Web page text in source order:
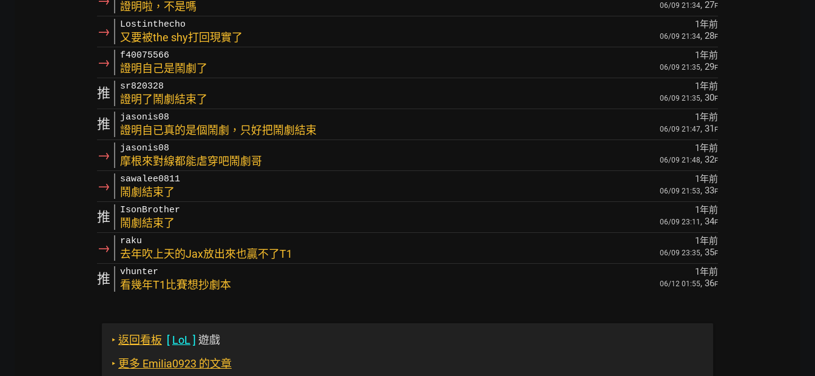
證明啦，不是嗎 06/09 21:34, 27F
→ Lostinthecho 1年前
又要被the shy打回現實了 06/09 21:34, 28F
→ f40075566 1年前
證明自己是鬧劇了 06/09 21:35, 29F
推 sr820328 1年前
證明了鬧劇結束了 06/09 21:35, 30F
推 jasonis08 1年前
證明自已真的是個鬧劇，只好把鬧劇結束 06/09 21:47, 31 F
→ jasonis08 1年前
摩根來對線都能虐穿吧鬧劇哥 06/09 21:48, 32F
→ sawalee0811 1年前
鬧劇結束了 06/09 21:53, 33F
推 IsonBrother 1年前
鬧劇結束了 06/09 23:11 , 34F
→ raku 1年前
去年吹上天的Jax放出來也贏不了T1 06/09 23:35, 35F
推 vhunter 1年前
看幾年T1比賽想抄劇本 06/12 01:55, 36F
‣ 返回看板 [ LoL ] 遊戲
‣ 更多 EmiIia0923 的文章